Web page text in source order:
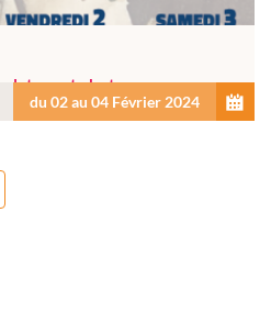
et photo
du 02 au 04 Février 2024